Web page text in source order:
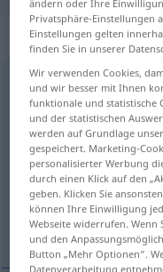
Grundbaum <
Übersicht aller
(Für mehr Details die
foundations
foundation wall,
ändern oder Ihre
Privatsphäre-Einstellungen
Einstellungen gelten
finden Sie in unserer
Wir verwenden Cookies,
und wir besser mit Ihnen
funktionale und statistische
und der statistischen
werden auf Grundlage
gespeichert. Marketing-
personalisierter Werbung
durch einen Klick auf den
geben. Klicken Sie
können Ihre Einwilligung
Webseite widerrufen. Wenn
und den
Button „Mehr Optionen“.
Datenverarbeitung